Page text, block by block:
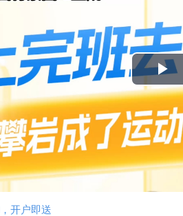
播
放
视
频
开户即送